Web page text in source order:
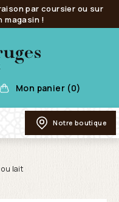
par coursier ou sur
magasin !
Mon panier (0)
Notre boutique
ou lait